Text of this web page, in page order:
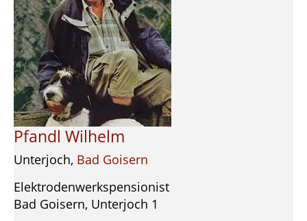
Pfandl Wilhelm
Unterjoch, Bad Goisern
Elektrodenwerkspensionist
Bad Goisern, Unterjoch 1